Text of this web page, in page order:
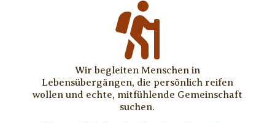

Wir begleiten Menschen in
Lebensübergängen, die persönlich reifen
wollen und echte, mitfühlende Gemeinschaft
suchen.